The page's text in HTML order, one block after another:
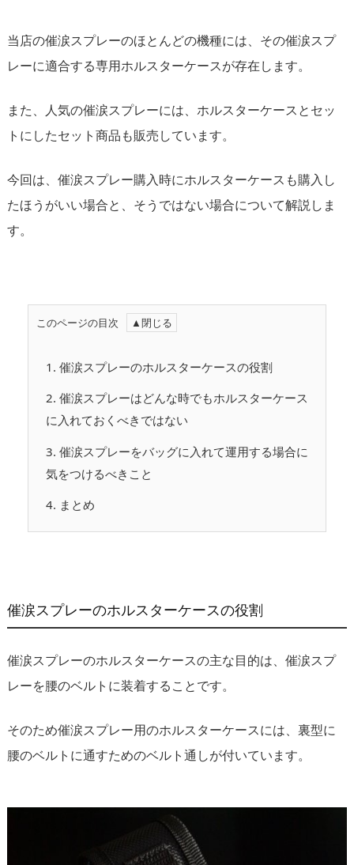
当店の催涙スプレーのほとんどの機種には、その催涙スプ
レーに適合する専用ホルスターケースが存在します。
また、人気の催涙スプレーには、ホルスターケースとセッ
トにしたセット商品も販売しています。
今回は、催涙スプレー購入時にホルスターケースも購入し
たほうがいい場合と、そうではない場合について解説しま
す。
このページの目次
1. 催涙スプレーのホルスターケースの役割
2. 催涙スプレーはどんな時でもホルスターケース
に入れておくべきではない
3. 催涙スプレーをバッグに入れて運用する場合に
気をつけるべきこと
4. まとめ
催涙スプレーのホルスターケースの役割
催涙スプレーのホルスターケースの主な目的は、催涙スプ
レーを腰のベルトに装着することです。
そのため催涙スプレー用のホルスターケースには、裏型に
腰のベルトに通すためのベルト通しが付いています。